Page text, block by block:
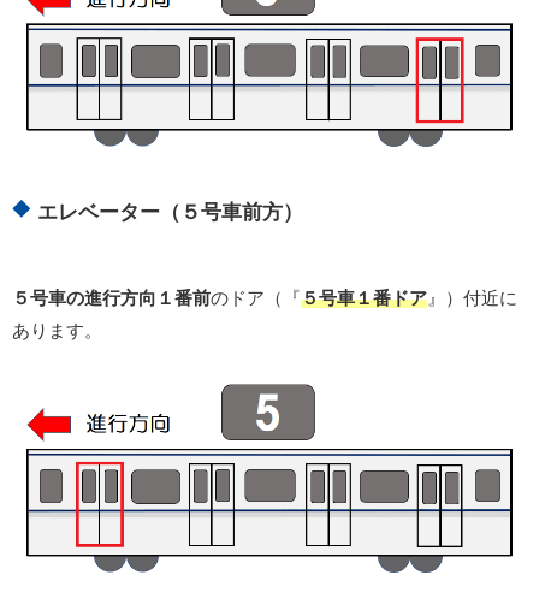
エレベーター（５号車前方）
５号車の進行方向１番前のドア（『５号車１番ドア』）付近に
あります。